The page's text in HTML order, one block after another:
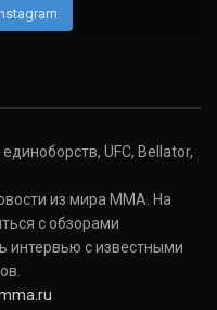
UFC, Bellator,
из мира ММА. На
с обзорами
интервью с известными